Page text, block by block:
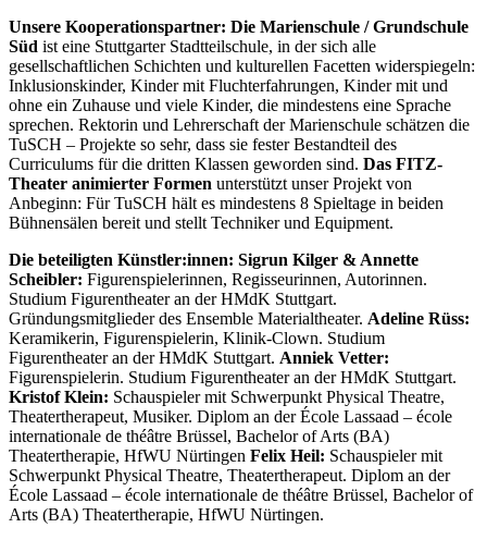
Unsere Kooperationspartner: Die Marienschule / Grundschule
Süd ist eine Stuttgarter Stadtteilschule, in der sich alle
gesellschaftlichen Schichten und kulturellen Facetten widerspiegeln:
Inklusionskinder, Kinder mit Fluchterfahrungen, Kinder mit und
ohne ein Zuhause und viele Kinder, die mindestens eine Sprache
sprechen. Rektorin und Lehrerschaft der Marienschule schätzen die
TuSCH – Projekte so sehr, dass sie fester Bestandteil des
Curriculums für die dritten Klassen geworden sind. Das FITZ-
Theater animierter Formen unterstützt unser Projekt von
Anbeginn: Für TuSCH hält es mindestens 8 Spieltage in beiden
Bühnensälen bereit und stellt Techniker und Equipment.
Die beteiligten Künstler:innen: Sigrun Kilger & Annette
Scheibler: Figurenspielerinnen, Regisseurinnen, Autorinnen.
Studium Figurentheater an der HMdK Stuttgart.
Gründungsmitglieder des Ensemble Materialtheater. Adeline Rüss:
Keramikerin, Figurenspielerin, Klinik-Clown. Studium
Figurentheater an der HMdK Stuttgart. Anniek Vetter:
Figurenspielerin. Studium Figurentheater an der HMdK Stuttgart.
Kristof Klein: Schauspieler mit Schwerpunkt Physical Theatre,
Theatertherapeut, Musiker. Diplom an der École Lassaad – école
internationale de théâtre Brüssel, Bachelor of Arts (BA)
Theatertherapie, HfWU Nürtingen Felix Heil: Schauspieler mit
Schwerpunkt Physical Theatre, Theatertherapeut. Diplom an der
École Lassaad – école internationale de théâtre Brüssel, Bachelor of
Arts (BA) Theatertherapie, HfWU Nürtingen.